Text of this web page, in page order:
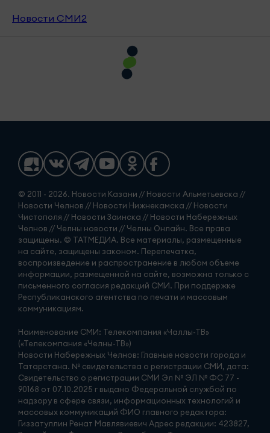
Новости СМИ2
© 2011 - 2026. Новости Казани // Новости Альметьевска //
Новости Челнов // Новости Нижнекамска // Новости
Чистополя // Новости Заинска // Новости Набережных
Челнов // Челны новости // Челны Онлайн. Все права
защищены. © ТАТМЕДИА. Все материалы, размещенные
на сайте, защищены законом. Перепечатка,
воспроизведение и распространение в любом объеме
информации, размещенной на сайте, возможна только с
письменного согласия редакций СМИ. При поддержке
Республиканского агентства по печати и массовым
коммуникациям.
Наименование СМИ: Телекомпания «Чаллы-ТВ»
(«Телекомпания «Челны-ТВ»)
Новости Набережных Челнов: Главные новости города и
Татарстана. № свидетельства о регистрации СМИ, дата:
Свидетельство о регистрации СМИ Эл № ЭЛ № ФС 77 -
90168 от 07.10.2025 г выдано Федеральной службой по
надзору в сфере связи, информационных технологий и
массовых коммуникаций ФИО главного редактора:
Гиззатуллин Ренат Мавлявиевич Адрес редакции: 423827,